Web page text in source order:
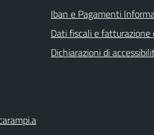
Iban e Pagamenti
Dati fiscali e
Dichiarazioni di